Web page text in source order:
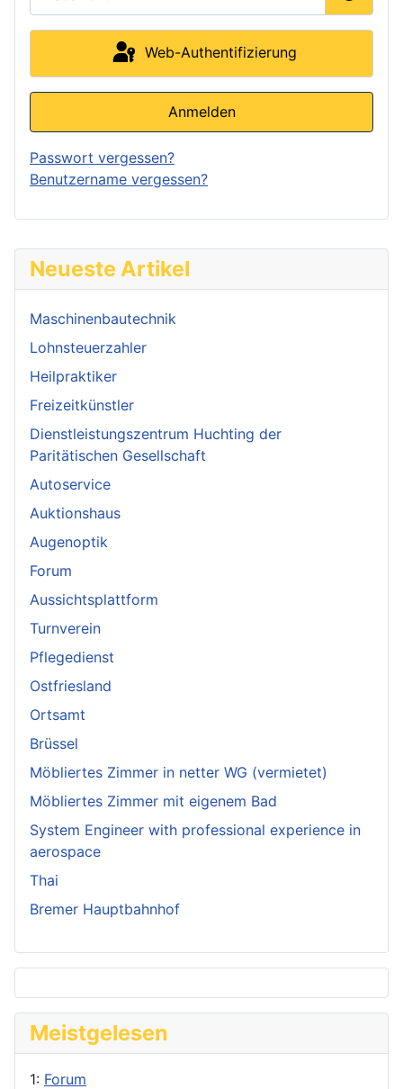
Neueste Artikel
Maschinenbautechnik
Lohnsteuerzahler
Heilpraktiker
Freizeitkünstler
Dienstleistungszentrum Huchting der
Paritätischen Gesellschaft
Autoservice
Auktionshaus
Augenoptik
Forum
Aussichtsplattform
Turnverein
Pflegedienst
Ostfriesland
Ortsamt
Brüssel
Möbliertes Zimmer in netter WG (vermietet)
Möbliertes Zimmer mit eigenem Bad
System Engineer with professional experience in
aerospace
Thai
Bremer Hauptbahnhof
Meistgelesen
1: Forum
Web-Authentifizierung
Anmelden
Passwort vergessen?
Benutzername vergessen?